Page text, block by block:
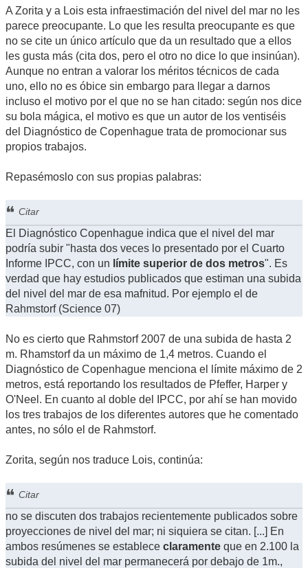
A Zorita y a Lois esta infraestimación del nivel del mar no les
parece preocupante. Lo que les resulta preocupante es que
no se cite un único artículo que da un resultado que a ellos
les gusta más (cita dos, pero el otro no dice lo que insinúan).
Aunque no entran a valorar los méritos técnicos de cada
uno, ello no es óbice sin embargo para llegar a darnos
incluso el motivo por el que no se han citado: según nos dice
su bola mágica, el motivo es que un autor de los ventiséis
del Diagnóstico de Copenhague trata de promocionar sus
propios trabajos.
Repasémoslo con sus propias palabras:
Citar
El Diagnóstico Copenhague indica que el nivel del mar
podría subir "hasta dos veces lo presentado por el Cuarto
Informe IPCC, con un límite superior de dos metros". Es
verdad que hay estudios publicados que estiman una subida
del nivel del mar de esa mafnitud. Por ejemplo el de
Rahmstorf (Science 07)
No es cierto que Rahmstorf 2007 de una subida de hasta 2
m. Rhamstorf da un máximo de 1,4 metros. Cuando el
Diagnóstico de Copenhague menciona el límite máximo de 2
metros, está reportando los resultados de Pfeffer, Harper y
O'Neel. En cuanto al doble del IPCC, por ahí se han movido
los tres trabajos de los diferentes autores que he comentado
antes, no sólo el de Rahmstorf.
Zorita, según nos traduce Lois, continúa:
Citar
no se discuten dos trabajos recientemente publicados sobre
proyecciones de nivel del mar; ni siquiera se citan. [...] En
ambos resúmenes se establece claramente que en 2.100 la
subida del nivel del mar permanecerá por debajo de 1m.,